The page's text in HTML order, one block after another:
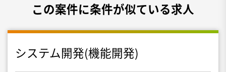
この案件に条件が似ている求人
システム開発(機能開発)